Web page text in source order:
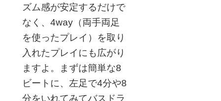
ズム感が安定するだけで
なく、4way（両手両足
を使ったプレイ）を取り
入れたプレイにも広がり
ますよ。まずは簡単な8
ビートに、左足で4分や8
分をいれてみてバスドラ